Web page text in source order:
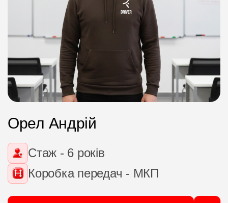
Орел Андрій
Стаж - 6 років
Коробка передач - МКП